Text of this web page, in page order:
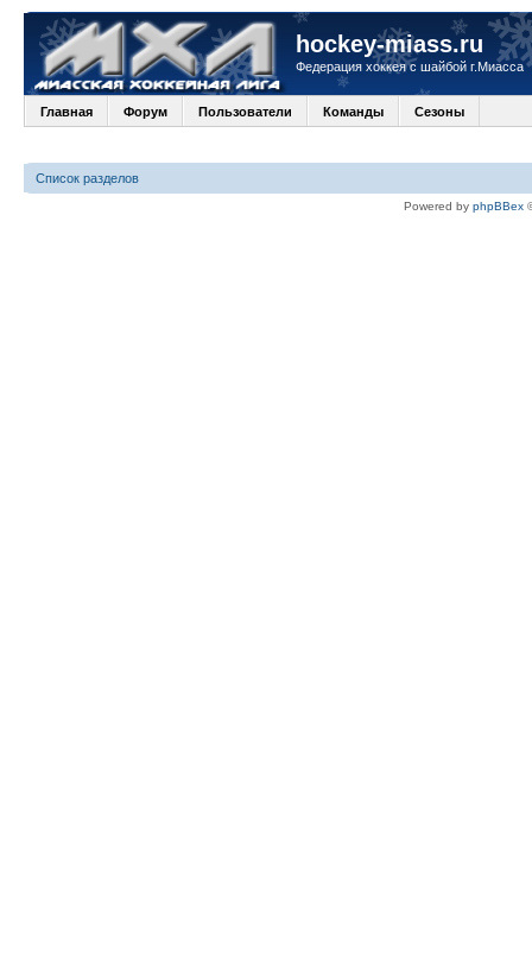
hockey-miass.ru
Федерация хоккея с шайбой г.Миасса
Главная Форум Пользователи Команды Сезоны
Список разделов
Powered by phpBBex